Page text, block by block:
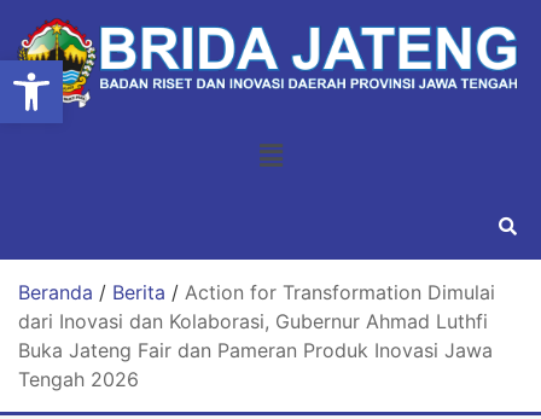
Open toolbar
Beranda / Berita / Action for Transformation Dimulai
dari Inovasi dan Kolaborasi, Gubernur Ahmad Luthfi
Buka Jateng Fair dan Pameran Produk Inovasi Jawa
Tengah 2026